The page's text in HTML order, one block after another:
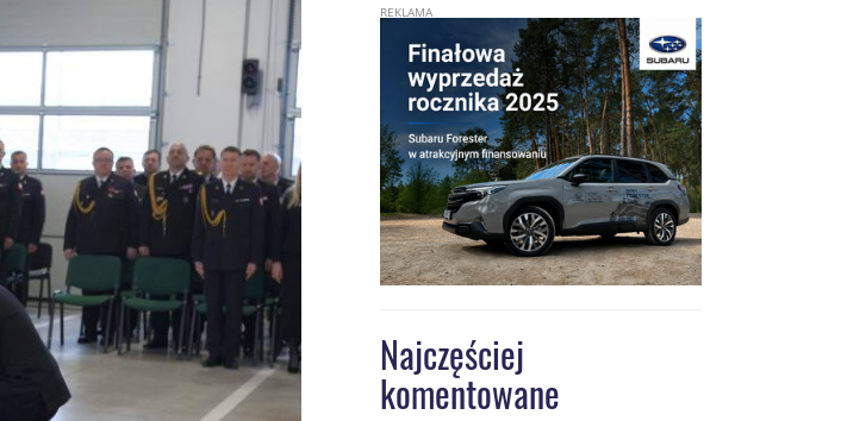
Najczęściej
komentowane